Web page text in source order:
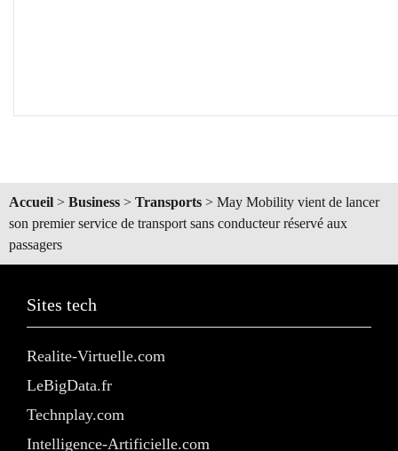
Accueil > Business > Transports > May Mobility vient de lancer
son premier service de transport sans conducteur réservé aux
passagers
Sites tech
Realite-Virtuelle.com
LeBigData.fr
Technplay.com
Intelligence-Artificielle.com